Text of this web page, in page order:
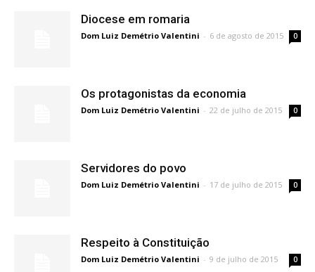
Diocese em romaria
Dom Luiz Demétrio Valentini - 6 de agosto de 2015 0
Os protagonistas da economia
Dom Luiz Demétrio Valentini - 22 de julho de 2015 0
Servidores do povo
Dom Luiz Demétrio Valentini - 17 de julho de 2015 0
Respeito à Constituição
Dom Luiz Demétrio Valentini - 9 de julho de 2015 0